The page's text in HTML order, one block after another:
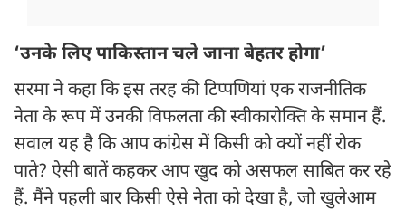
‘उनके लिए पाकिस्तान चले जाना बेहतर होगा’
सरमा ने कहा कि इस तरह की टिप्पणियां एक राजनीतिक
नेता के रूप में उनकी विफलता की स्वीकारोक्ति के समान हैं.
सवाल यह है कि आप कांग्रेस में किसी को क्यों नहीं रोक
पाते? ऐसी बातें कहकर आप खुद को असफल साबित कर रहे
हैं. मैंने पहली बार किसी ऐसे नेता को देखा है, जो खुलेआम